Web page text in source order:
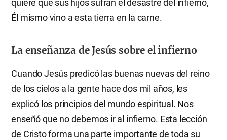
Él mismo vino a esta tierra en la carne.
La enseñanza de Jesús sobre el infierno
Cuando Jesús predicó las buenas nuevas del reino
de los cielos a la gente hace dos mil años, les
explicó los principios del mundo espiritual. Nos
enseñó que no debemos ir al infierno. Esta lección
de Cristo forma una parte importante de toda su